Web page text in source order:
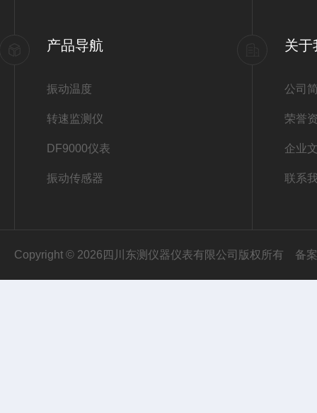
产品导航
振动温度
转速监测仪
DF9000仪表
振动传感器
关于
公司
荣誉
企业
联系
Copyright © 2026四川东测仪器仪表有限公司版权所有 备